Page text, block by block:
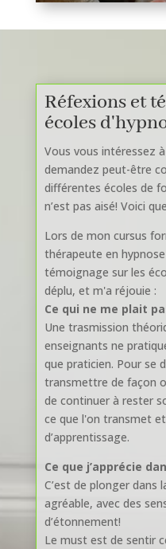
Réfexions et
écoles
Vous vous intéressez
demandez peut-être
différentes écoles de
n’est pas aisé! Voici
Lors de mon cursus
thérapeute en
témoignage sur les
déplu, et m'a réjouie :
Ce qui ne me plait
Une trasmission
enseignants ne
que praticien. Pour se
transmettre de façon
de continuer à rester
ce que l'on transmet
d’apprentissage.
Ce que j’apprécie
C’est de plonger dans
agréable, avec des
d’étonnement!
Le must est de sentir